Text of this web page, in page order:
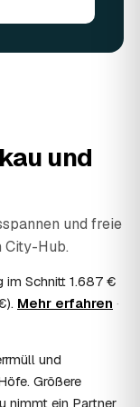
Anfrage an.
und ersetzt
klären
einer
oder
Den Antrag
Amt
ein. AWL
und
und freie
City-Hub.
im Schnitt 1.687 €
Mehr erfahren ·
und
Größere
nimmt ein Partner